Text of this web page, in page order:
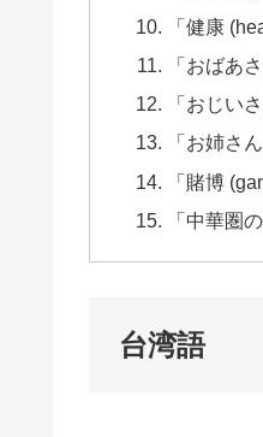
「健康
「おばあ
「おじい
「お姉さ
「賭博
「中華圏
台湾語